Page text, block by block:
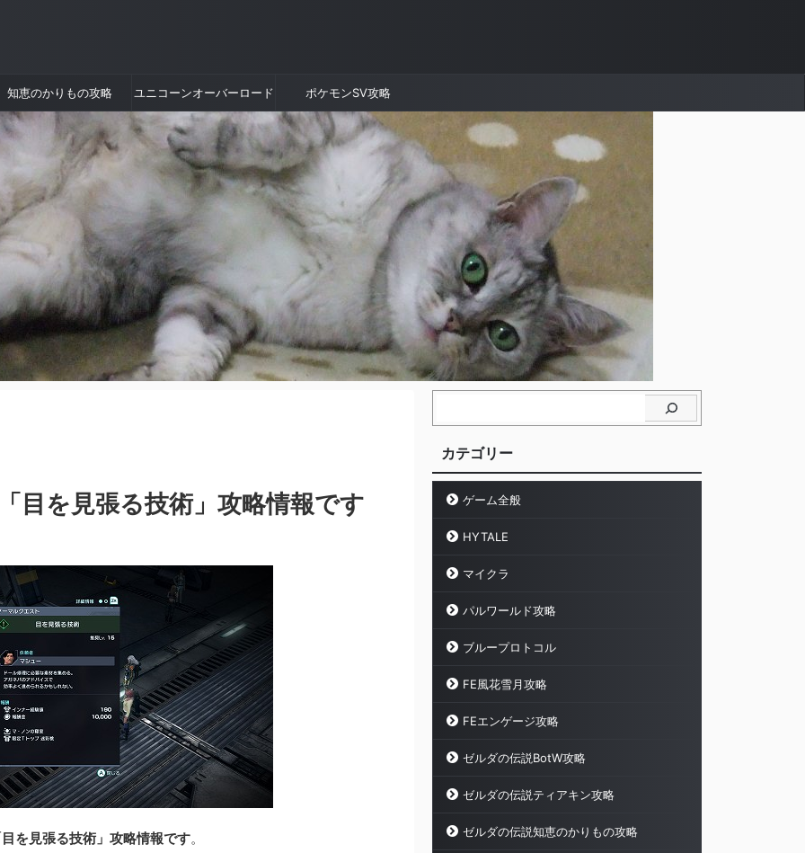
知恵のかりもの攻略 ユニコーンオーバーロード ポケモンSV攻略
目を見張る技術」攻略情報です
を見張る技術」攻略情報です。
カテゴリー
ゲーム全般
HYTALE
マイクラ
パルワールド攻略
ブループロトコル
FE風花雪月攻略
FEエンゲージ攻略
ゼルダの伝説BotW攻略
ゼルダの伝説ティアキン攻略
ゼルダの伝説知恵のかりもの攻略